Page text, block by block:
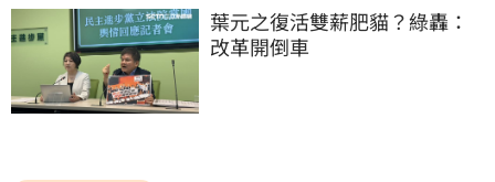
葉元之復活雙薪肥貓？綠轟：
改革開倒車